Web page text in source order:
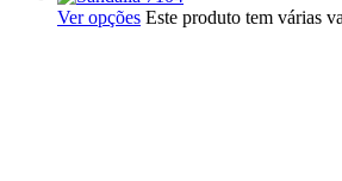
Ver opções Este produto tem várias